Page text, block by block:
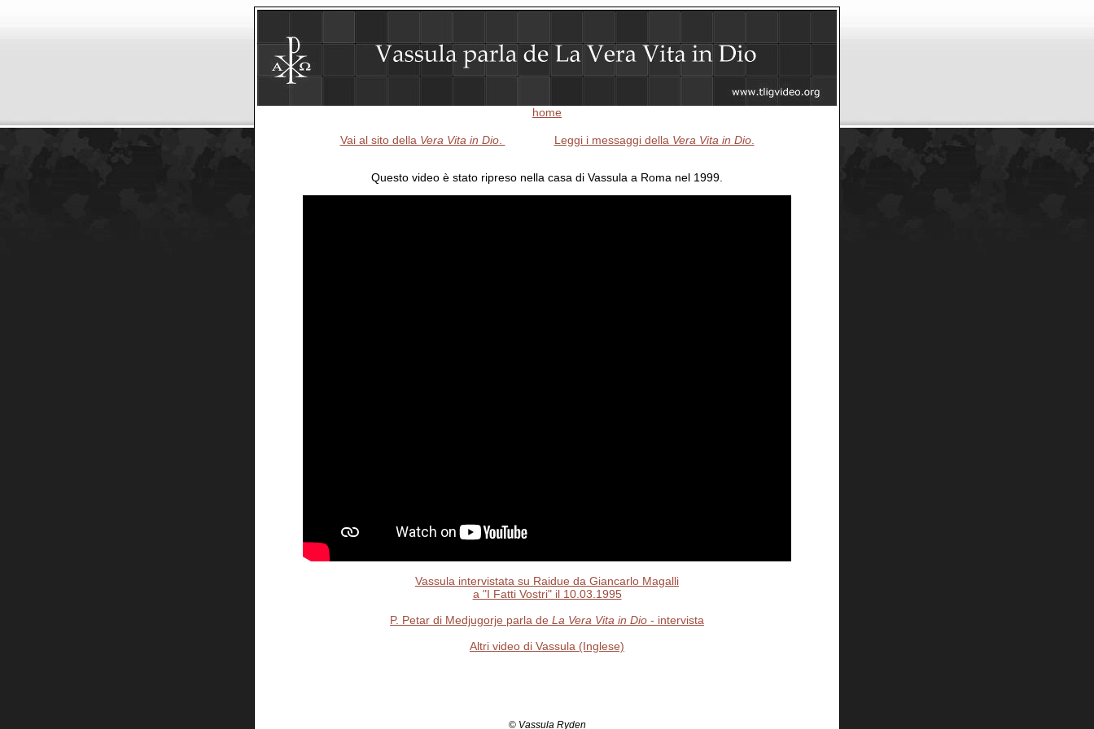
home
Vai al sito della Vera Vita in Dio. Leggi i messaggi della Vera Vita in Dio.
Questo video è stato ripreso nella casa di Vassula a Roma nel 1999.
Vassula intervistata su Raidue da Giancarlo Magalli
a "I Fatti Vostri" il 10.03.1995
P. Petar di Medjugorje parla de La Vera Vita in Dio - intervista
Altri video di Vassula (Inglese)
© Vassula Ryden